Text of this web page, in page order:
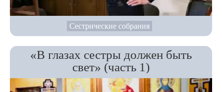
Сестрические собрания
«В глазах сестры должен быть
свет» (часть 1)